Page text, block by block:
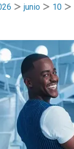
junio 10